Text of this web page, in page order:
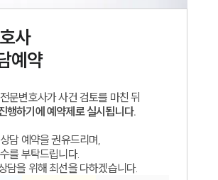
만화로 보는 사례
사
예약
문변호사가 사건 검토를 마친 뒤
행하기에 예약제로 실시됩니다.
담 예약을 권유드리며,
를 부탁드립니다.
담을 위해 최선을 다하겠습니다.